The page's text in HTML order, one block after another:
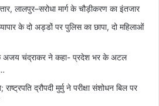
लालपुर–सरोधा मार्ग के चौड़ीकरण का इंतजार
के दो अड्डों पर पुलिस का छापा, दो महिलाओं
अजय चंद्राकर ने कहा- प्रदेश भर के अटल
द्रौपदी मुर्मु ने परीक्षा संशोधन बिल पर